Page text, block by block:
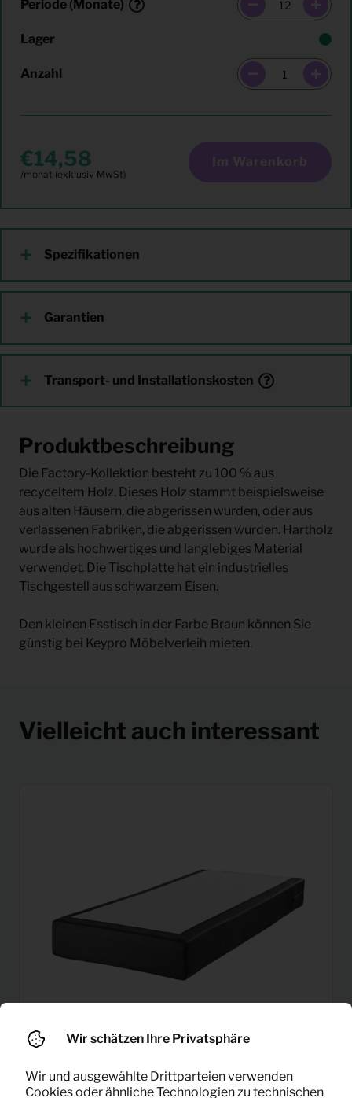
Periode (Monate)
Lager
Anzahl
14,58 Im Warenkorb
Spezifikationen
Garantien
Transport- und Installationskosten
Produktbeschreibung
Die Factory-Kollektion besteht zu 100 % aus
recyceltem Holz. Dieses Holz stammt beispielsweise
aus alten Häusern, die abgerissen wurden, oder aus
verlassenen Fabriken, die abgerissen wurden. Hartholz
wurde als hochwertiges und langlebiges Material
verwendet. Die Tischplatte hat ein industrielles
Tischgestell aus schwarzem Eisen.
Den kleinen Esstisch in der Farbe Braun können Sie
günstig bei Keypro Möbelverleih mieten.
Vielleicht auch interessant
6,46
Wir schätzen Ihre Privatsphäre
Wir und ausgewählte Drittparteien verwenden
Cookies oder ähnliche Technologien zu technischen